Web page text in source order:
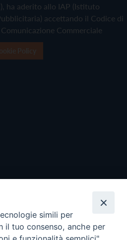
ha aderito allo IAP (Istituto
accettando il Codice di
Commerciale
simili per
il tuo consenso, anche per